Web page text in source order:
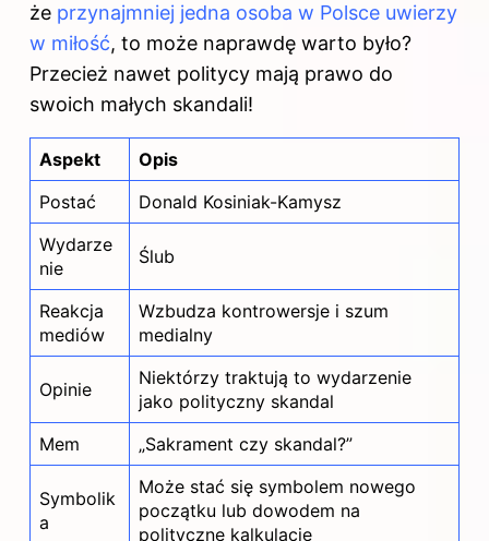
że przynajmniej jedna osoba w Polsce uwierzy
w miłość, to może naprawdę warto było?
Przecież nawet politycy mają prawo do
swoich małych skandali!
Aspekt
Opis
Postać
Donald Kosiniak-Kamysz
Wydarze
nie
Ślub
Reakcja
mediów
Wzbudza kontrowersje i szum
medialny
Opinie
Niektórzy traktują to wydarzenie
jako polityczny skandal
Mem
„Sakrament czy skandal?”
Symbolik
a
Może stać się symbolem nowego
początku lub dowodem na
polityczne kalkulacje